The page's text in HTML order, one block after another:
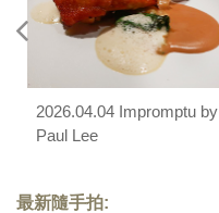
2026.04.04 Impromptu by
Paul Lee
最新隨手拍: